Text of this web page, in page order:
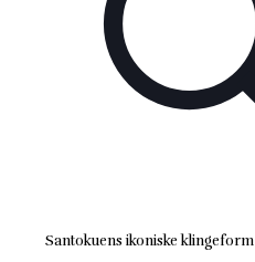
Santokuens ikoniske klingeform